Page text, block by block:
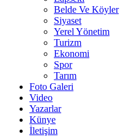
Belde Ve Köyler
Siyaset
Yerel Yönetim
Turizm
Ekonomi
Spor
Tarım
Foto Galeri
Video
Yazarlar
Künye
İletişim